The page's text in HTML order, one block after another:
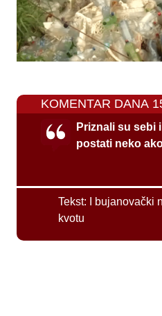
KOMENTAR DANA
Priznali su sebi
postati neko
Tekst:
I bujanovački
kvotu